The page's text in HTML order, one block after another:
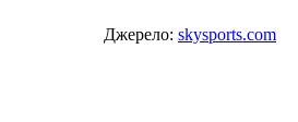
Джерело: skysports.com